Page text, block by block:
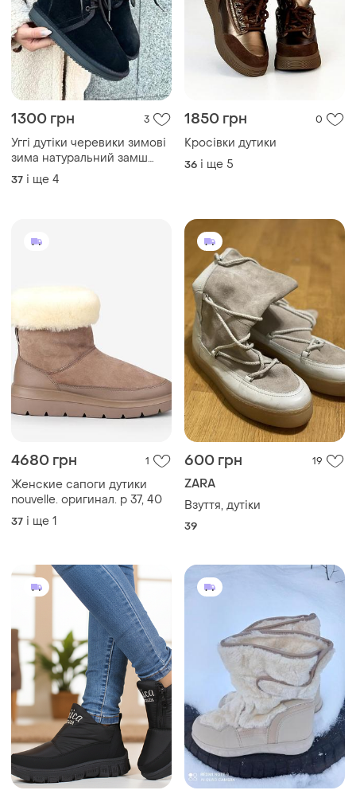
1300 грн 3
Уггі дутіки черевики зимові
зима натуральний замш
чорні на шнурках
37 і ще 4
1850 грн 0
Кросівки дутики
36 і ще 5
4680 грн 1
Женские сапоги дутики
nouvelle. оригинал. р 37, 40
37 і ще 1
600 грн 19
ZARA
Взуття, дутіки
39